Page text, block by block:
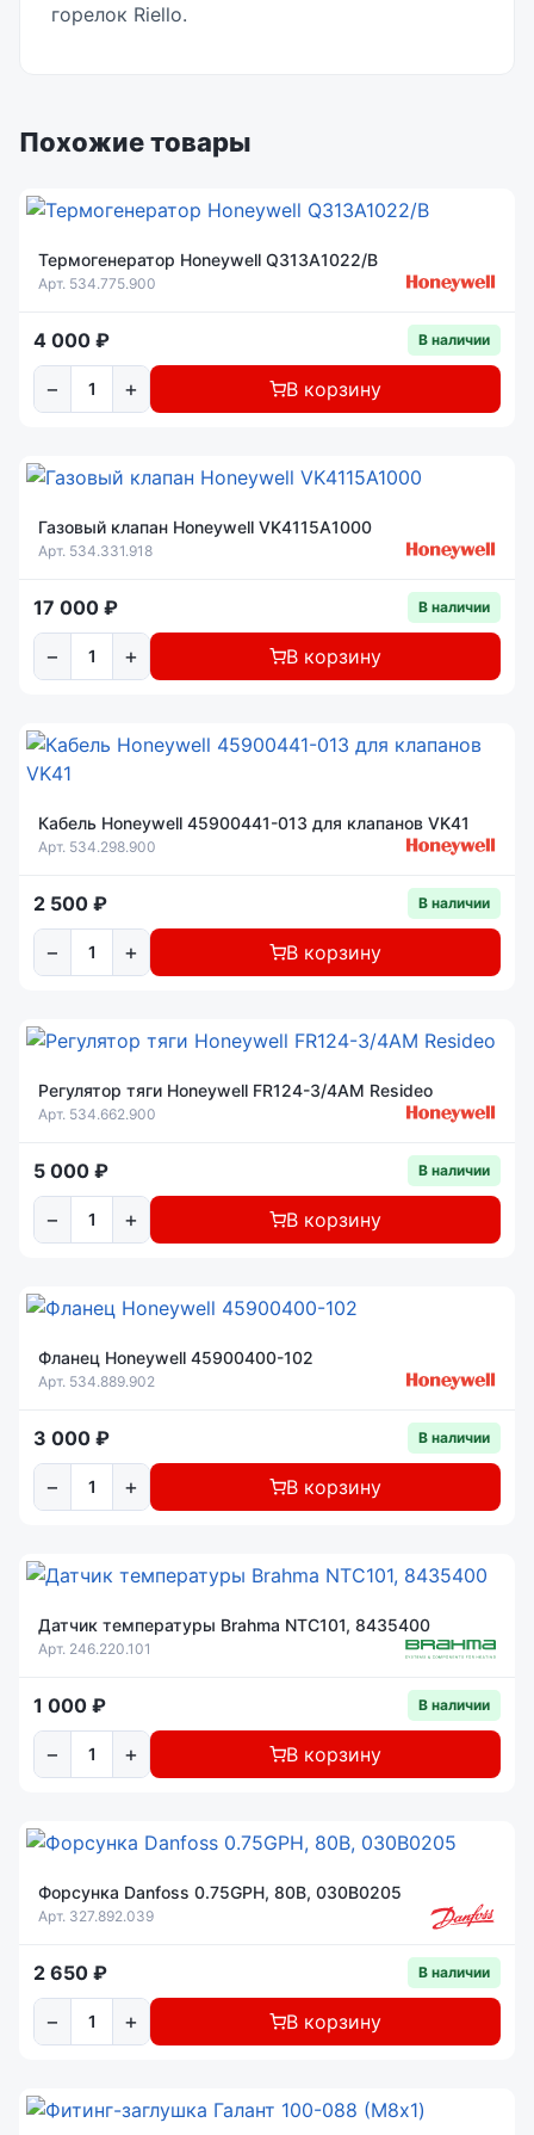
горелок Riello.
Похожие товары
Термогенератор Honeywell Q313A1022/B
Арт. 534.775.900
4 000 ₽ В наличии
− + В корзину
Газовый клапан Honeywell VK4115A1000
Арт. 534.331.918
17 000 ₽ В наличии
− + В корзину
Кабель Honeywell 45900441-013 для клапанов VK41
Арт. 534.298.900
2 500 ₽ В наличии
− + В корзину
Регулятор тяги Honeywell FR124-3/4AM Resideo
Арт. 534.662.900
5 000 ₽ В наличии
− + В корзину
Фланец Honeywell 45900400-102
Арт. 534.889.902
3 000 ₽ В наличии
− + В корзину
Датчик температуры Brahma NTC101, 8435400
Арт. 246.220.101
1 000 ₽ В наличии
− + В корзину
Форсунка Danfoss 0.75GPH, 80B, 030B0205
Арт. 327.892.039
2 650 ₽ В наличии
− + В корзину